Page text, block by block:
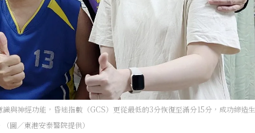
與神經功能，昏迷指數（GCS）更從最低的3分恢復至滿分15分，成功締造生
圖／東港安泰醫院提供）